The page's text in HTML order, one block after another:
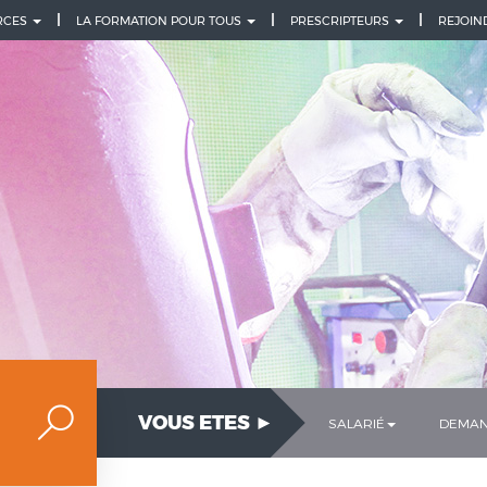
PRESCRIPTEURS
LA FORMATION POUR TOUS
VOUS ETES ► SALARIÉ